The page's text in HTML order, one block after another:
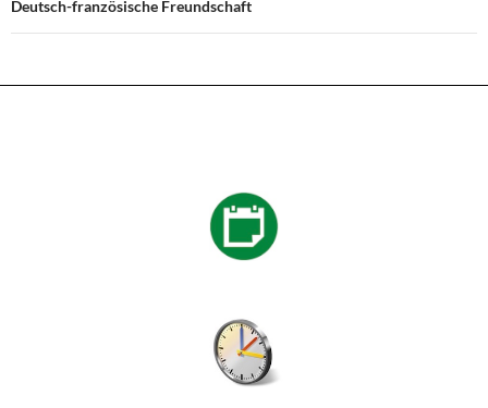
Deutsch-französische Freundschaft